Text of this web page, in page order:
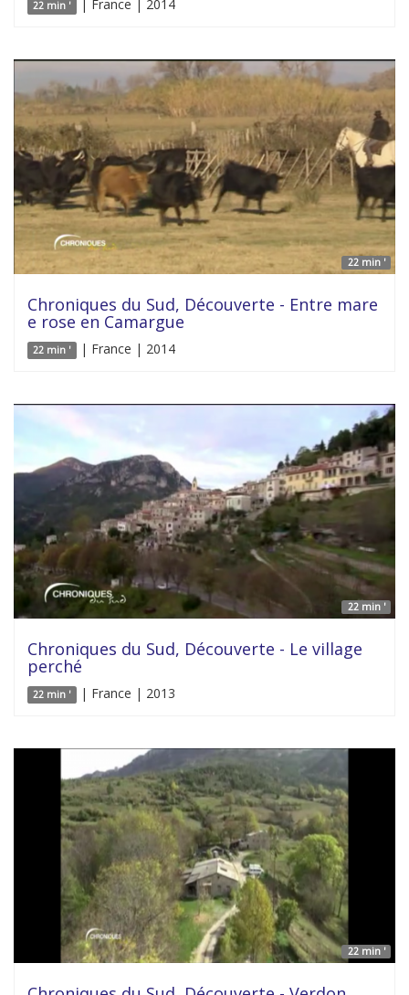
22 min ' | France | 2014
22 min '
Chroniques du Sud, Découverte - Entre mare
e rose en Camargue
22 min ' | France | 2014
22 min '
Chroniques du Sud, Découverte - Le village
perché
22 min ' | France | 2013
22 min '